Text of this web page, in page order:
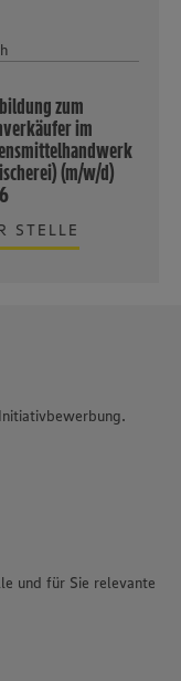
zum
im
(m/w/d)
STELLE
und für Sie relevante